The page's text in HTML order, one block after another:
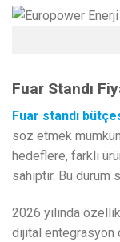
Fuar Standı
Fuar standı
söz etmek
hedeflere, farklı
sahiptir. Bu durum
2026 yılında
dijital entegrasyon